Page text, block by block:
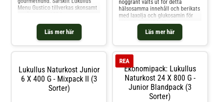
Läs mer här
Menu Gustico tillverkas skonsamt
niederbayersk fabrik. Detta
våtfoder, som är rikt på
livsnödvändiga ämnen, ger din
Läs mer här
noggrant valts ut för detta
hälsosamma innehåll och berikats
med laxolja och glukosamin för
att ge extra stöd till
rörelseapparaten hos vuxna och
äldre hundar. Gläd din hund med
välbefinnande genom dessa
godbitar i fickan kan du
underhålla din
Lukullus Naturkost Junior
6 X 400 G - Mixpack II (3
Sorter)
Ekonomipack: Lukullus
Naturkost 24 X 800 G -
Junior Blandpack (3
Sorter)
REA